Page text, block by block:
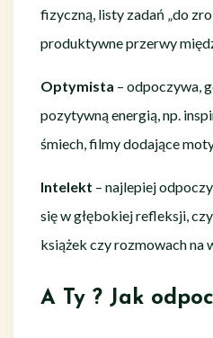
fizyczną, listy zadań „do
produktywne przerwy
Optymista – odpoczywa,
pozytywną energią, np.
śmiech, filmy dodające
Intelekt – najlepiej
się w głębokiej refleksji,
książek czy rozmowach na
A Ty ? Jak